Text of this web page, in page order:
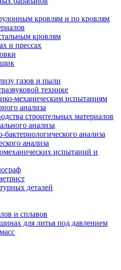
кровлям и по кровлям
кровлям
и прессах
газов и пыли
технике
механическим испытаниям
анализа
строительных материалов
анализа
анализа
анализа
испытаний и
деталей
и сплавов
для литья под давлением